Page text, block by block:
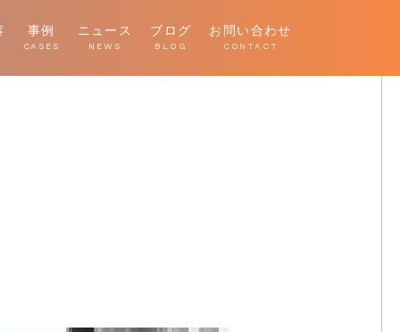
事例
CASES
ニュース
NEWS
ブログ
BLOG
お問い合わせ
CONTACT